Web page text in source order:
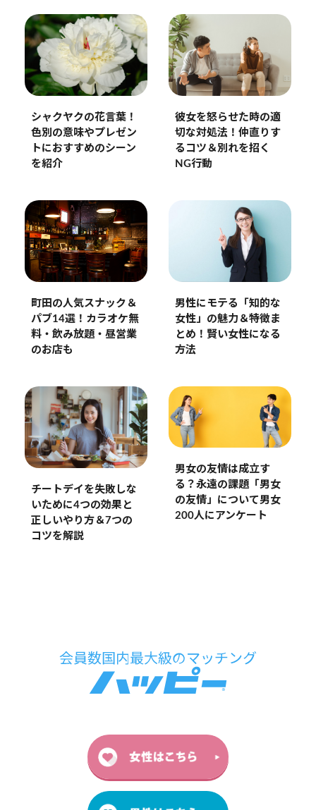
シャクヤクの花言葉！
色別の意味やプレゼン
トにおすすめのシーン
を紹介
彼女を怒らせた時の適
切な対処法！仲直りす
るコツ＆別れを招く
NG行動
町田の人気スナック＆
パブ14選！カラオケ無
料・飲み放題・昼営業
のお店も
男性にモテる「知的な
女性」の魅力＆特徴ま
とめ！賢い女性になる
方法
チートデイを失敗しな
いために4つの効果と
正しいやり方＆7つの
コツを解説
男女の友情は成立す
る？永遠の課題「男女
の友情」について男女
200人にアンケート